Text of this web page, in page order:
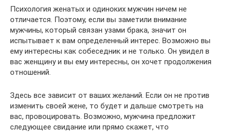
Психология женатых и одиноких мужчин ничем не
отличается. Поэтому, если вы заметили внимание
мужчины, который связан узами брака, значит он
испытывает к вам определенный интерес. Возможно вы
ему интересны как собеседник и не только. Он увидел в
вас женщину и вы ему интересны, он хочет продолжения
отношений.
Здесь все зависит от ваших желаний. Если он не против
изменить своей жене, то будет и дальше смотреть на
вас, провоцировать. Возможно, мужчина предложит
следующее свидание или прямо скажет, что